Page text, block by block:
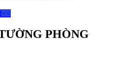
PHÒNG